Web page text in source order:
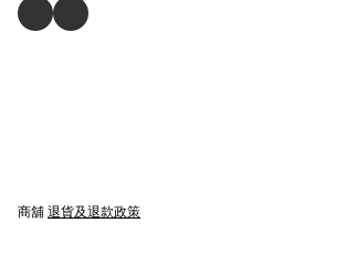
商舖 退貨及退款政策